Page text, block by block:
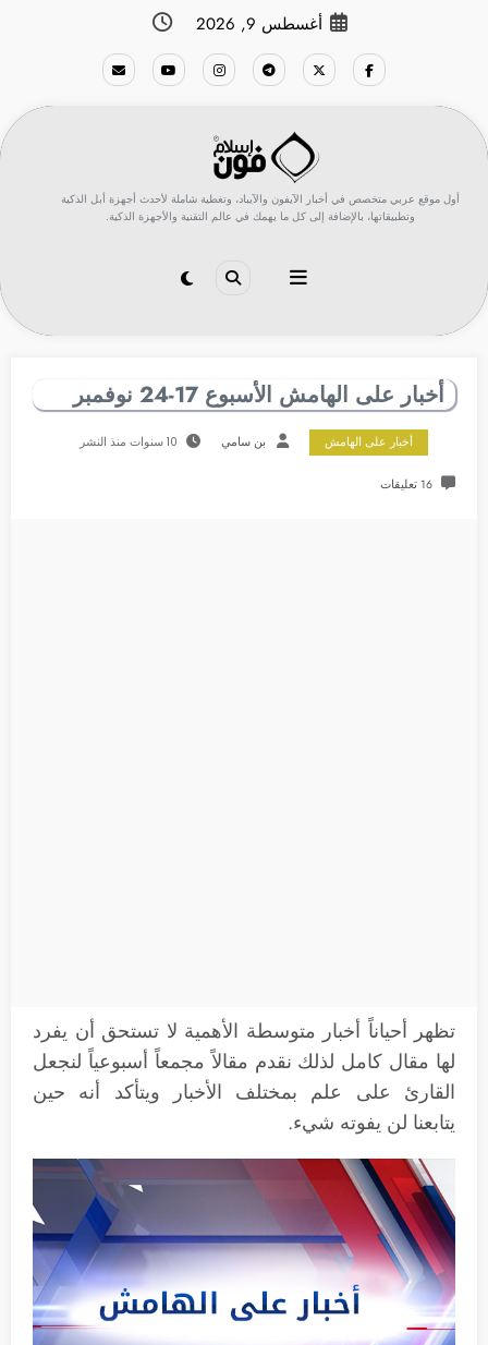
أغسطس 9, 2026
أول موقع عربي متخصص في أخبار الآيفون والآيباد، وتغطية شاملة لأحدث أجهزة أبل الذكية
وتطبيقاتها، بالإضافة إلى كل ما يهمك في عالم التقنية والأجهزة الذكية.
أخبار على الهامش الأسبوع 17-24 نوفمبر
أخبار على الهامش بن سامي 10 سنوات منذ النشر
16 تعليقات
تظهر أحياناً أخبار متوسطة الأهمية لا تستحق أن يفرد
لها مقال كامل لذلك نقدم مقالاً مجمعاً أسبوعياً لنجعل
القارئ على علم بمختلف الأخبار ويتأكد أنه حين
يتابعنا لن يفوته شيء.